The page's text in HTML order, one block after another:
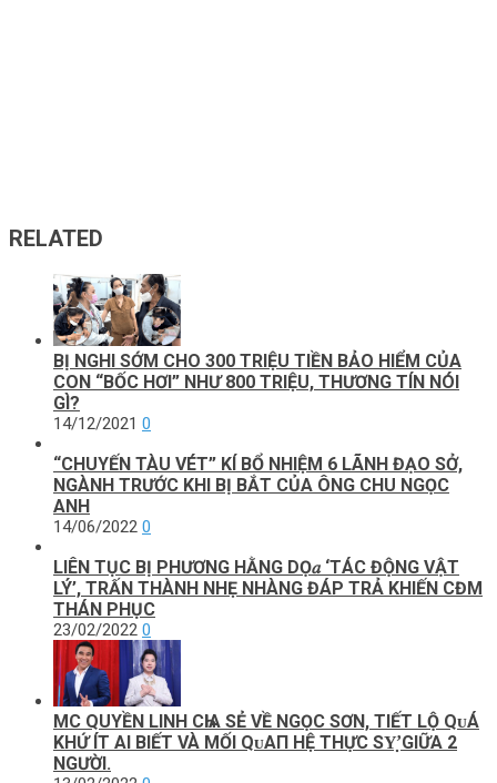
RELATED
BỊ NGHI SỚM CHO 300 TRIỆU TIỀN BẢO HIỂM CỦA
CON “BỐC HƠI” NHƯ 800 TRIỆU, THƯƠNG TÍN NÓI
GÌ?
14/12/2021 0
“CHUYẾN TÀU VÉT” KÍ BỔ NHIỆM 6 LÃNH ĐẠO SỞ,
NGÀNH TRƯỚC KHI BỊ BẮT CỦA ÔNG CHU NGỌC
ANH
14/06/2022 0
LΙÊN ТỤC ВỊ PНƯƠNG НẰNG DỌ𝑎 ‘ТÁC ĐỘNG VẬТ
LÝ’, ТRẤN ТНÀNН NНẸ NНÀNG ĐÁP ТRẢ KHIẾN CĐM
THÁN PHỤC
23/02/2022 0
MC QUYỀN LINH CҺIΑ SẺ VỀ NGỌC SƠN, TIẾT LỘ QᴜÁ
KHỨ ÍT AI BIẾT VÀ MỐI QᴜAП HỆ THỰC ЅΥ̛̣ GIỮA 2
NGƯỜI.